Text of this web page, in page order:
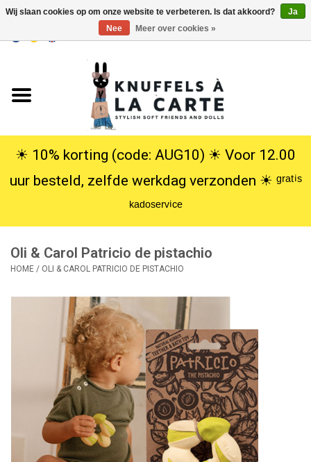
USD
Knuffels
Poppen
SALE
Cadeauservice
☀︎ 10% korting (code: AUG10) ☀︎ Voor 12.00
uur besteld, zelfde werkdag verzonden ☀︎ ᵍʳᵃᵗⁱˢ
ᵏᵃᵈᵒˢᵉʳᵛⁱᶜᵉ
Oli & Carol Patricio de pistachio
HOME / OLI & CAROL PATRICIO DE PISTACHIO
Wij slaan cookies op om onze website te verbeteren. Is dat akkoord?
Ja
Nee
Meer over cookies »